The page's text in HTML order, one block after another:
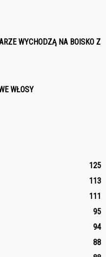
WYCHODZĄ NA BOISKO Z
WŁOSY
125
113
111
95
94
88